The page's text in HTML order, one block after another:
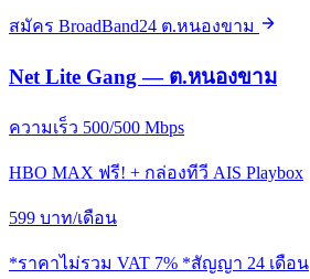
สมัคร BroadBand24 ต.หนองขาม
Net Lite Gang — ต.หนองขาม
ความเร็ว 500/500 Mbps
HBO MAX ฟรี! + กล่องทีวี AIS Playbox
599 บาท/เดือน
*ราคาไม่รวม VAT 7% *สัญญา 24 เดือน